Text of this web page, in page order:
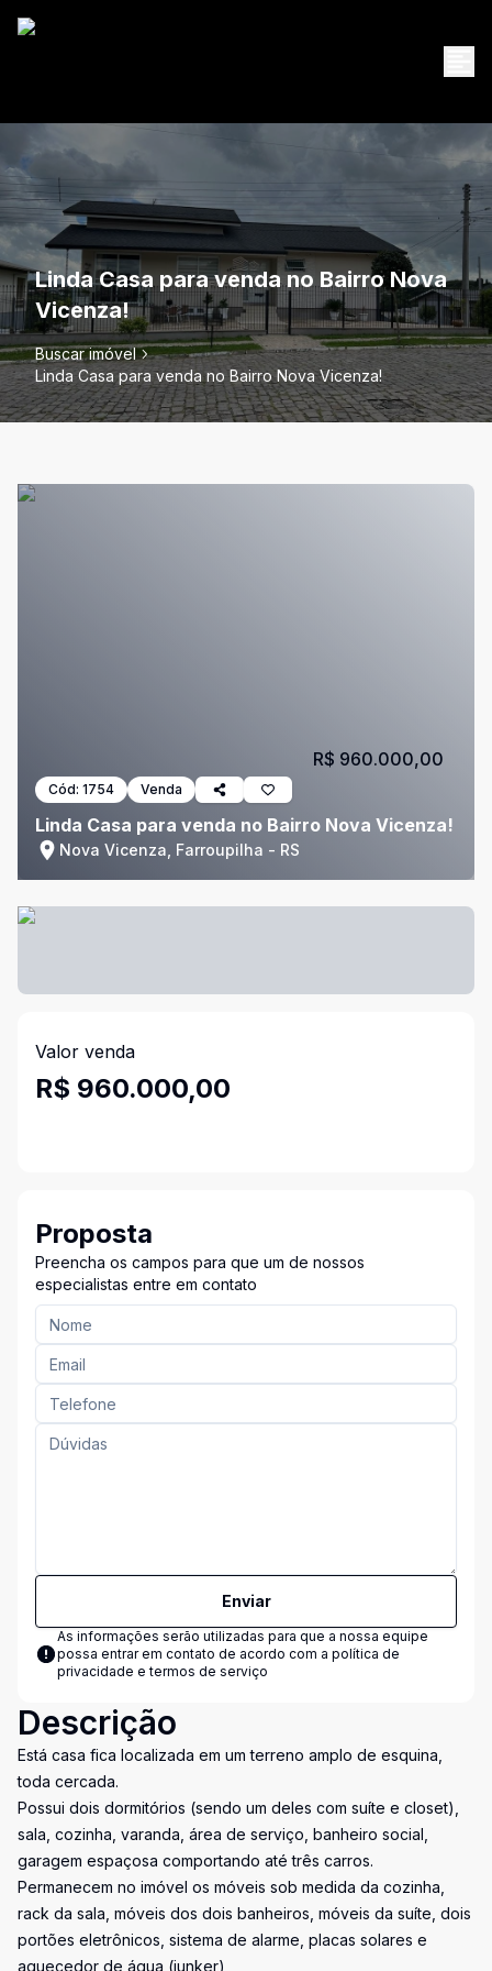
Linda Casa para venda no Bairro Nova
Vicenza!
Buscar imóvel
Linda Casa para venda no Bairro Nova Vicenza!
Cód: 1754 Venda
Linda Casa para venda no Bairro Nova Vicenza!
Nova Vicenza, Farroupilha - RS
R$ 960.000,00
Valor venda
R$ 960.000,00
Proposta
Preencha os campos para que um de nossos
especialistas entre em contato
Enviar
As informações serão utilizadas para que a nossa equipe
possa entrar em contato de acordo com a política de
privacidade e termos de serviço
Descrição
Está casa fica localizada em um terreno amplo de esquina,
toda cercada.
Possui dois dormitórios (sendo um deles com suíte e closet),
sala, cozinha, varanda, área de serviço, banheiro social,
garagem espaçosa comportando até três carros.
Permanecem no imóvel os móveis sob medida da cozinha,
rack da sala, móveis dos dois banheiros, móveis da suíte, dois
portões eletrônicos, sistema de alarme, placas solares e
aquecedor de água (junker)